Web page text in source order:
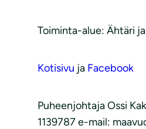
Toiminta-alue: Ähtäri
Kotisivu ja Facebook
Puheenjohtaja Ossi
1139787 e-mail: